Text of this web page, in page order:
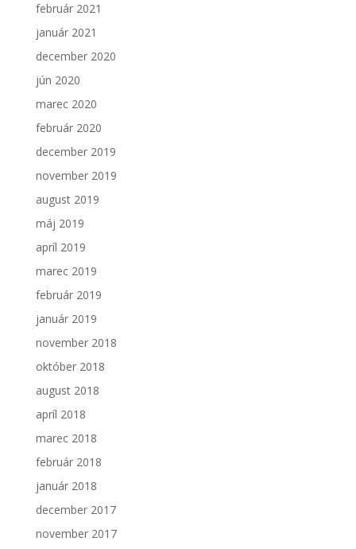
február 2021
január 2021
december 2020
jún 2020
marec 2020
február 2020
december 2019
november 2019
august 2019
máj 2019
apríl 2019
marec 2019
február 2019
január 2019
november 2018
október 2018
august 2018
apríl 2018
marec 2018
február 2018
január 2018
december 2017
november 2017